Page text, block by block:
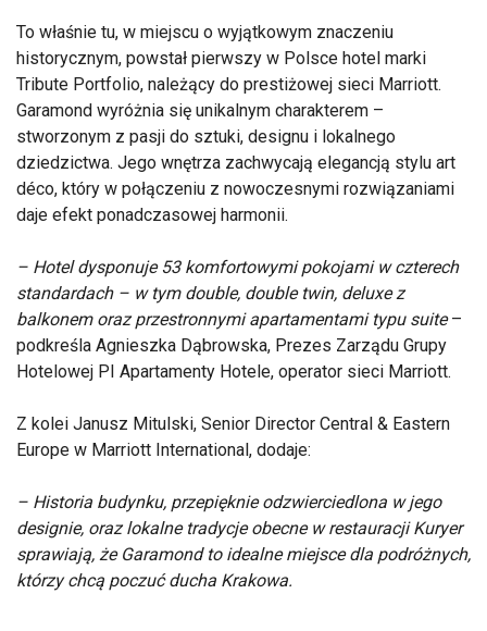
To właśnie tu, w miejscu o wyjątkowym znaczeniu
historycznym, powstał pierwszy w Polsce hotel marki
Tribute Portfolio, należący do prestiżowej sieci Marriott.
Garamond wyróżnia się unikalnym charakterem –
stworzonym z pasji do sztuki, designu i lokalnego
dziedzictwa. Jego wnętrza zachwycają elegancją stylu art
déco, który w połączeniu z nowoczesnymi rozwiązaniami
daje efekt ponadczasowej harmonii.
– Hotel dysponuje 53 komfortowymi pokojami w czterech
standardach – w tym double, double twin, deluxe z
balkonem oraz przestronnymi apartamentami typu suite–
podkreśla Agnieszka Dąbrowska, Prezes Zarządu Grupy
Hotelowej PI Apartamenty Hotele, operator sieci Marriott.
Z kolei Janusz Mitulski, Senior Director Central & Eastern
Europe w Marriott International, dodaje:
– Historia budynku, przepięknie odzwierciedlona w jego
designie, oraz lokalne tradycje obecne w restauracji Kuryer
sprawiają, że Garamond to idealne miejsce dla podróżnych,
którzy chcą poczuć ducha Krakowa.